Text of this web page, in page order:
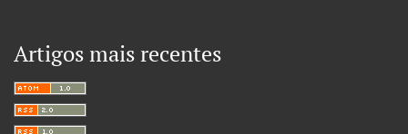
Artigos mais recentes